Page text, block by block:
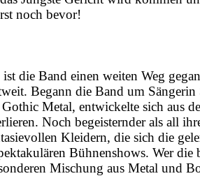
noch bevor!
die Band einen weiten Weg
Begann die Band um
Metal, entwickelte sich aus
Noch begeisternder als all
Kleidern, die sich die
Bühnenshows. Wer
Mischung aus Metal und